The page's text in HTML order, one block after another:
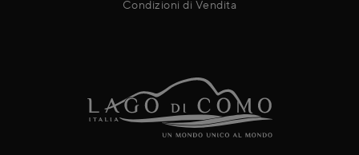
Condizioni di Vendita